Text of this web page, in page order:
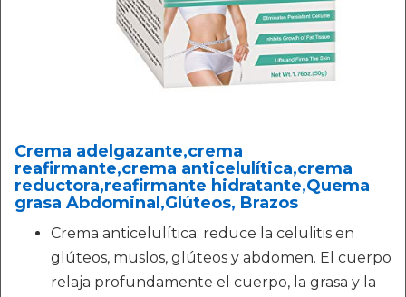
Crema adelgazante,crema
reafirmante,crema anticelulítica,crema
reductora,reafirmante hidratante,Quema
grasa Abdominal,Glúteos, Brazos
Crema anticelulítica: reduce la celulitis en
glúteos, muslos, glúteos y abdomen. El cuerpo
relaja profundamente el cuerpo, la grasa y la